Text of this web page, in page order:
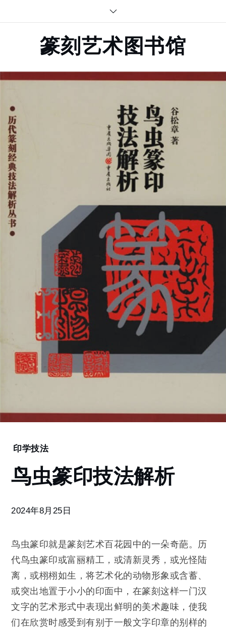
篆刻艺术图书馆
Home
虫
篆
技
析
印学技法
鸟虫篆印技法解析
2024年8月25日
鸟虫篆印就是篆刻艺术百花园中的一朵奇葩。历
代鸟虫篆印或富丽精工，或清新灵秀，或光怪陆
离，或栩栩如生，将艺术化的动物形象或含蓄、
或突出地置于小小的印面中，在篆刻这样一门汉
文字的艺术形式中表现出鲜明的美术趣味，使我
们在欣赏时感受到有别于一般文字印章的别样的